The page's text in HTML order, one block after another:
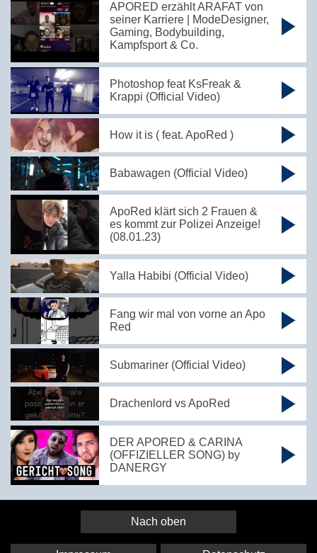
APORED erzählt ARAFAT von
seiner Karriere | ModeDesigner,
Gaming, Bodybuilding,
Kampfsport & Co.
Photoshop feat KsFreak &
Krappi (Official Video)
How it is ( feat. ApoRed )
Babawagen (Official Video)
ApoRed klärt sich 2 Frauen &
es kommt zur Polizei Anzeige!
(08.01.23)
Yalla Habibi (Official Video)
Fang wir mal von vorne an Apo
Red
Submariner (Official Video)
Drachenlord vs ApoRed
DER APORED & CARINA
(OFFIZIELLER SONG) by
DANERGY
Nach oben